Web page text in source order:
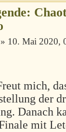
» 10. Mai 2020,
mich,
der
Danach
mit